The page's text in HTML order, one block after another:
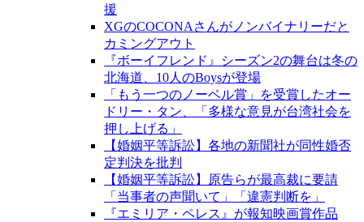
援
XGのCOCONAさんがノンバイナリーだと
カミングアウト
『ボーイフレンド』シーズン2の舞台は冬の
北海道、10人のBoysが登場
「もう一つのノーベル賞」を受賞したオー
ドリー・タン、「多様な意見が台湾社会を
押し上げる」
【婚姻平等訴訟】各地の新聞社が同性婚否
定判決を批判
【婚姻平等訴訟】原告らが最高裁に要請
「当事者の声聞いて」「違憲判断を」
『エミリア・ペレス』が報知映画賞作品